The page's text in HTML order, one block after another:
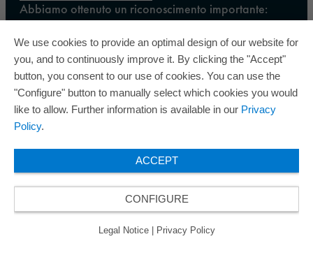
Abbiamo ottenuto un riconoscimento importante:
Deloitte e altre rinomate istituzioni ci hanno nominato
“Best Managed Company”. ORAFOL soddisfa i
rigorosi criteri del programma nei settori Strategia,
Cultura e Impegno, Produttività e Innovazione,
Governance e Finanza.ORAFOL ha vinto per cinque
volte il Best Managed Companies Award e vanta
quindi il riconoscimento Gold del marchio di qualità
© 2026 ORAFOL Europe GmbH. All rights reserved.
Legal Notice
Privacy Policy CGVF
We use cookies to provide an optimal design of our website for
you, and to continuously improve it. By clicking the "Accept"
button, you consent to our use of cookies. You can use the
"Configure" button to manually select which cookies you would
like to allow. Further information is available in our Privacy
Policy.
ACCEPT
CONFIGURE
Legal Notice Privacy Policy